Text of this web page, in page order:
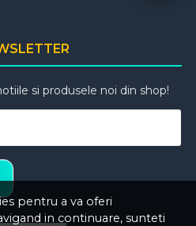
pentru a va oferi
in continuare, sunteti
si produsele noi din shop!